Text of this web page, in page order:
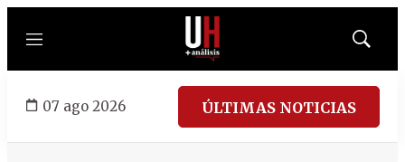
Menú
Mostrar
07 ago 2026 ÚLTIMAS NOTICIAS